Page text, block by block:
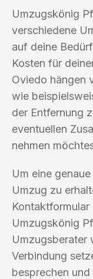
Umzugskönig
verschiedene
auf deine
Kosten für
Oviedo hängen
wie
der Entfernung
eventuellen
nehmen
Um eine
Umzug zu
Umzugskönig
Umzugsberater
Verbindung
besprechen